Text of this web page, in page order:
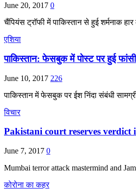
June 20, 2017 0
चैंपियंस ट्रॉफी में पाकिस्तान से हुई शर्मनाक
एशिया
पाकिस्तान: फेसबुक में पोस्ट पर हुई
June 10, 2017 226
पाकिस्तान में फेसबुक पर ईश निंदा संबंधी
विचार
Pakistani court reserves verdict
June 7, 2017 0
Mumbai terror attack mastermind and
कोरोना का कहर